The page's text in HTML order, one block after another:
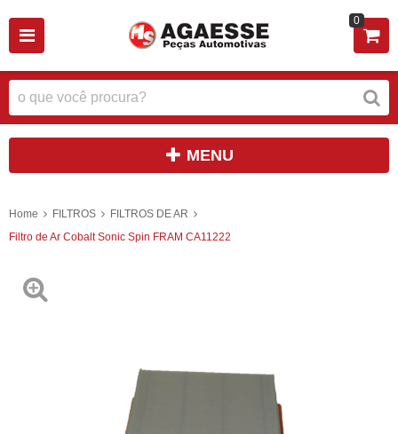
0
MENU
Home FILTROS
FILTROS DE AR
Filtro de Ar Cobalt Sonic Spin FRAM CA11222